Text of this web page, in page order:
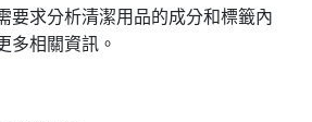
要求分析清潔用品的成分和標籤內
多相關資訊。